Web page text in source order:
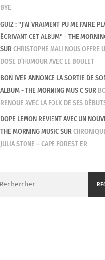
BYE
GUIZ : "J'AI VRAIMENT PU ME FAIRE
ÉCRIVANT CET ALBUM" - THE
SURCHRISTOPHE MALI NOUS OFFRE
DOSE D’HUMOUR AVEC LE BOULET
BON IVER ANNONCE LA SORTIE DE
ALBUM - THE MORNING MUSICSUR
RENOUE AVEC LA FOLK DE SES
DOPE LEMON REVIENT AVEC UN
THE MORNING MUSICSUR
JULIA STONE – CAPE FORESTIER